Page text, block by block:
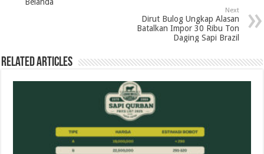
Belanda
Next
Dirut Bulog Ungkap Alasan
Batalkan Impor 30 Ribu Ton
Daging Sapi Brazil
Related Articles